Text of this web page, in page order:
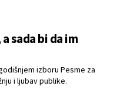
sada bi da im
izboru Pesme za
i ljubav publike.